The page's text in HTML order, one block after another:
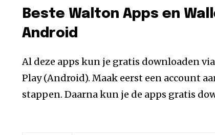
Beste Walton Apps en
Android
Al deze apps kun je gratis downloaden
Play (Android). Maak eerst een account
stappen. Daarna kun je de apps gratis